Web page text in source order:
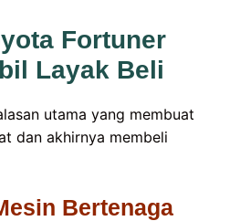
Fortuner
Layak Beli
utama yang membuat
dan akhirnya membeli
Bertenaga